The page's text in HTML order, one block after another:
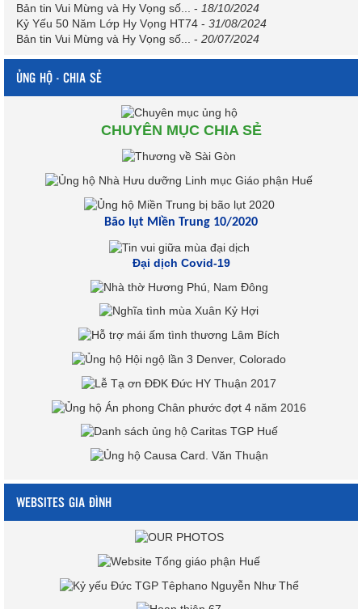
Bản tin Vui Mừng và Hy Vọng số...
- 18/10/2024
Kỷ Yếu 50 Năm Lớp Hy Vọng HT74 - 31/08/2024
Bản tin Vui Mừng và Hy Vọng số...
- 20/07/2024
ỦNG HỘ - CHIA SẺ
CHUYÊN MỤC CHIA SẺ
Bão lụt Miền Trung 10/2020
Đại dịch Covid-19
WEBSITES GIA ĐÌNH